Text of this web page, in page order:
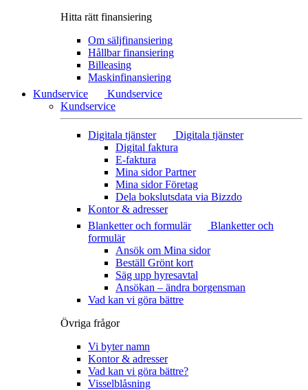
Hitta rätt finansiering
Om säljfinansiering
Hållbar finansiering
Billeasing
Maskinfinansiering
Kundservice
Kundservice
Kundservice
Digitala tjänster
Digitala tjänster
Digital faktura
E-faktura
Mina sidor Partner
Mina sidor Företag
Dela bokslutsdata via Bizzdo
Kontor & adresser
Blanketter och formulär
Blanketter och
formulär
Ansök om Mina sidor
Beställ Grönt kort
Säg upp hyresavtal
Ansökan – ändra borgensman
Vad kan vi göra bättre
Övriga frågor
Vi byter namn
Kontor & adresser
Vad kan vi göra bättre?
Visselblåsning